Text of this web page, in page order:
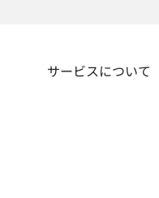
サービスについて